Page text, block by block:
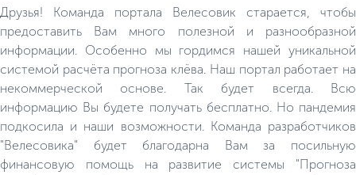
природы.
Друзья! Команда портала Велесовик старается, чтобы
предоставить Вам много полезной и разнообразной
информации. Особенно мы гордимся нашей уникальной
системой расчёта прогноза клёва. Наш портал работает на
некоммерческой основе. Так будет всегда. Всю
информацию Вы будете получать бесплатно. Но пандемия
подкосила и наши возможности. Команда разработчиков
"Велесовика" будет благодарна Вам за посильную
финансовую помощь на развитие системы "Прогноза